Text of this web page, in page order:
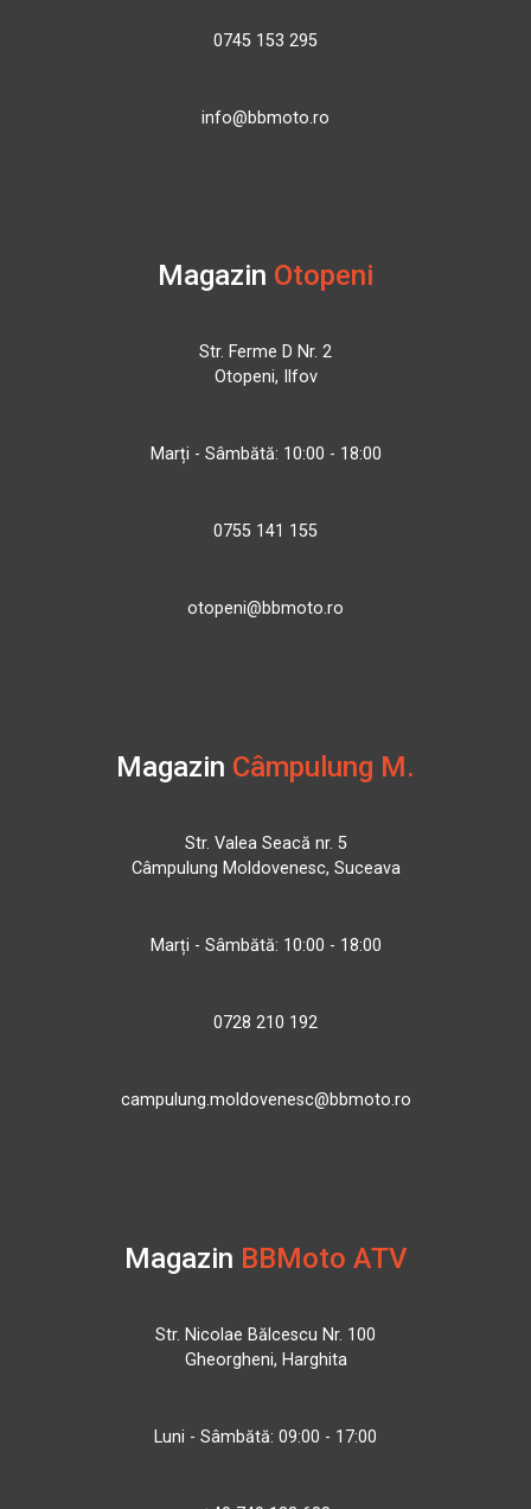
0745 153 295
info@bbmoto.ro
Magazin Otopeni
Str. Ferme D Nr. 2
Otopeni, Ilfov
Marți - Sâmbătă: 10:00 - 18:00
0755 141 155
otopeni@bbmoto.ro
Magazin Câmpulung M.
Str. Valea Seacă nr. 5
Câmpulung Moldovenesc, Suceava
Marți - Sâmbătă: 10:00 - 18:00
0728 210 192
campulung.moldovenesc@bbmoto.ro
Magazin BBMoto ATV
Str. Nicolae Bălcescu Nr. 100
Gheorgheni, Harghita
Luni - Sâmbătă: 09:00 - 17:00